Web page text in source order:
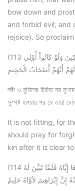
bow down and
and forbid evil; and
rejoice). So
(113 مَا كَانَ لِلنَّبِيِّ وَالَّذِينَ آمَنُواْ أَن يَسْتَغْفِرُواْ لِلْمُشْرِكِينَ وَلَوْ كَانُواْ أُوْلِي
أَنَّهُمْ أَصْحَابُ الْجَحِيمِ
নবী ও মুমিনের উচিত নয়
সুস্পষ্ট হওয়ার পর যে তারা
It is not fitting, for
should pray for
kin after it is clear
(114 وَمَا كَانَ اسْتِغْفَارُ إِبْرَاهِيمَ لِأَبِيهِ إِلاَّ عَن مَّوْعِدَةٍ وَعَدَهَا إِيَّاهُ فَلَمَّا تَبَيَّنَ لَهُ
إِنَّ إِبْرَاهِيمَ لأوَّاهٌ حَلِيمٌ